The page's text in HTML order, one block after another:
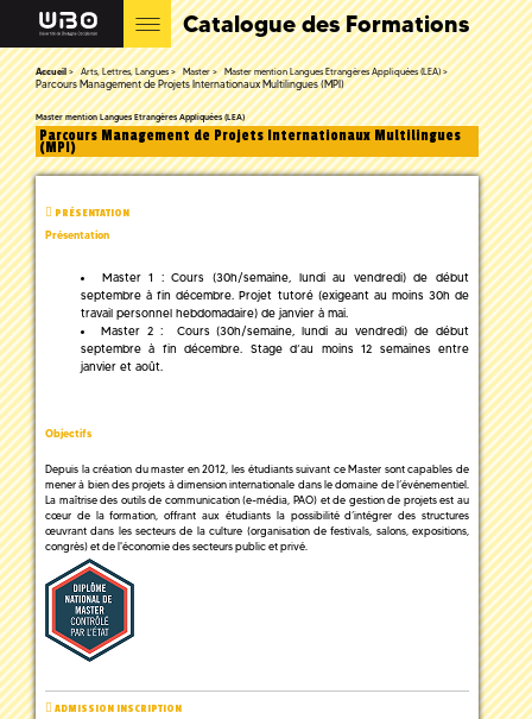
Catalogue des Formations
Accueil Arts, Lettres, Langues Master Master mention Langues Etrangères Appliquées (LEA)
Parcours Management de Projets Internationaux Multilingues (MPI)
Master mention Langues Etrangères Appliquées (LEA)
Parcours Management de Projets Internationaux Multilingues
(MPI)
PRÉSENTATION
Présentation
Master 1 : Cours (30h/semaine, lundi au vendredi) de début
septembre à fin décembre. Projet tutoré (exigeant au moins 30h de
travail personnel hebdomadaire) de janvier à mai.
Master 2 : Cours (30h/semaine, lundi au vendredi) de début
septembre à fin décembre. Stage d’au moins 12 semaines entre
janvier et août.
Objectifs
Depuis la création du master en 2012, les étudiants suivant ce Master sont capables de
mener à bien des projets à dimension internationale dans le domaine de l’événementiel.
La maîtrise des outils de communication (e-média, PAO) et de gestion de projets est au
cœur de la formation, offrant aux étudiants la possibilité d’intégrer des structures
œuvrant dans les secteurs de la culture (organisation de festivals, salons, expositions,
congrès) et de l'économie des secteurs public et privé.
ADMISSION INSCRIPTION